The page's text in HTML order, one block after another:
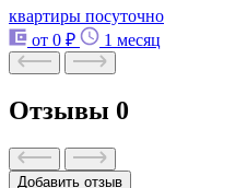
квартиры посуточно
от 0 ₽
1 месяц
Отзывы 0
Добавить отзыв